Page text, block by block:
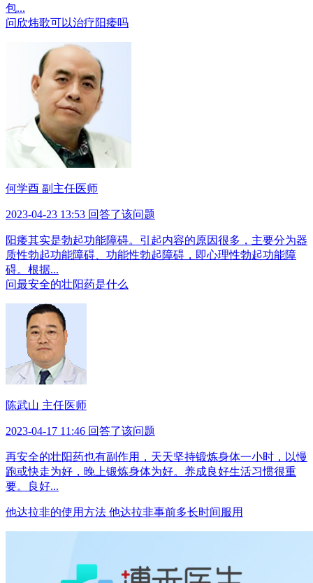
包...
问欣炜歌可以治疗阳痿吗
何学酉 副主任医师
2023-04-23 13:53 回答了该问题
阳痿其实是勃起功能障碍。引起内容的原因很多，主要分为器
质性勃起功能障碍、功能性勃起障碍，即心理性勃起功能障
碍。根据...
问最安全的壮阳药是什么
陈武山 主任医师
2023-04-17 11:46 回答了该问题
再安全的壮阳药也有副作用，天天坚持锻炼身体一小时，以慢
跑或快走为好，晚上锻炼身体为好。养成良好生活习惯很重
要。良好...
他达拉非的使用方法 他达拉非事前多长时间服用